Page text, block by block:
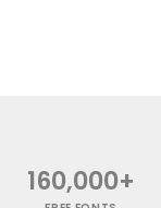
160,000+